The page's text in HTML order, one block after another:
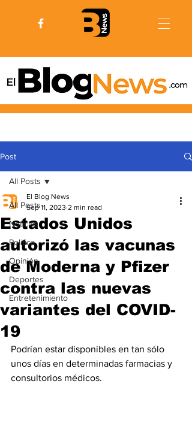
Post
All Posts
Noticias
Politica
Opinión
Deportes
Entretenimiento
All Posts
Estados Unidos
autorizó las vacunas
de Moderna y Pfizer
contra las nuevas
variantes del COVID-
19
El Blog News
Sep 11, 2023 2 min read
Podrían estar disponibles en tan sólo
unos días en determinadas farmacias y
consultorios médicos.